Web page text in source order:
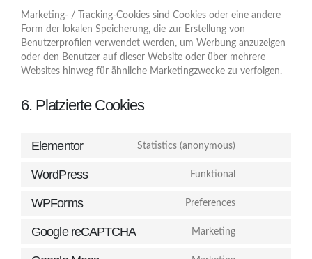
Marketing- / Tracking-Cookies sind Cookies oder eine andere
Form der lokalen Speicherung, die zur Erstellung von
Benutzerprofilen verwendet werden, um Werbung anzuzeigen
oder den Benutzer auf dieser Website oder über mehrere
Websites hinweg für ähnliche Marketingzwecke zu verfolgen.
6. Platzierte Cookies
Elementor Statistics (anonymous)
WordPress Funktional
WPForms Preferences
Google reCAPTCHA Marketing